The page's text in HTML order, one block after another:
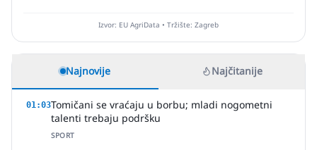
Izvor: EU AgriData • Tržište: Zagreb
Najnovije Najčitanije
01:03Tomičani se vraćaju u borbu; mladi nogometni
talenti trebaju podršku
SPORT